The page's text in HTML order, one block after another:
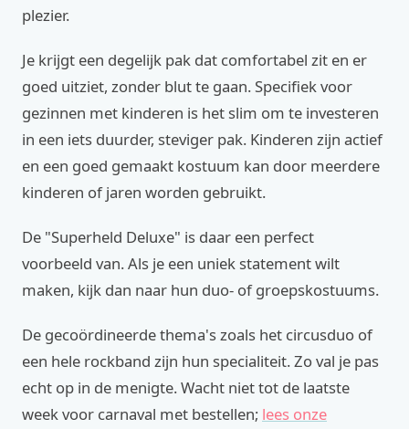
plezier.
Je krijgt een degelijk pak dat comfortabel zit en er
goed uitziet, zonder blut te gaan. Specifiek voor
gezinnen met kinderen is het slim om te investeren
in een iets duurder, steviger pak. Kinderen zijn actief
en een goed gemaakt kostuum kan door meerdere
kinderen of jaren worden gebruikt.
De "Superheld Deluxe" is daar een perfect
voorbeeld van. Als je een uniek statement wilt
maken, kijk dan naar hun duo- of groepskostuums.
De gecoördineerde thema's zoals het circusduo of
een hele rockband zijn hun specialiteit. Zo val je pas
echt op in de menigte. Wacht niet tot de laatste
week voor carnaval met bestellen; lees onze